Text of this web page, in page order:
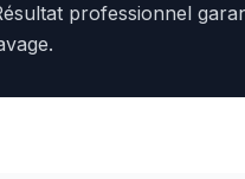
professionnel